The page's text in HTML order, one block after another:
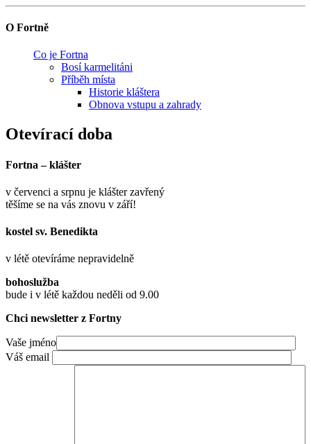
O Fortně
Co je Fortna
Bosí karmelitáni
Příběh místa
Historie kláštera
Obnova vstupu a zahrady
Otevírací doba
Fortna – klášter
v červenci a srpnu je klášter zavřený
těšíme se na vás znovu v září!
kostel sv. Benedikta
v létě otevíráme nepravidelně
bohoslužba
bude i v létě každou neděli od 9.00
Chci newsletter z Fortny
Vaše jméno
Váš email